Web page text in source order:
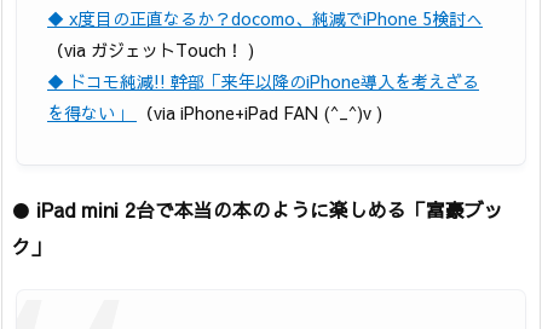
◆ x度目の正直なるか？docomo、純減でiPhone 5検討へ
（via ガジェットTouch！ )
◆ ドコモ純減!! 幹部「来年以降のiPhone導入を考えざる
を得ない」
（via iPhone+iPad FAN (^_^)v )
● iPad mini 2台で本当の本のように楽しめる「富豪ブッ
ク」